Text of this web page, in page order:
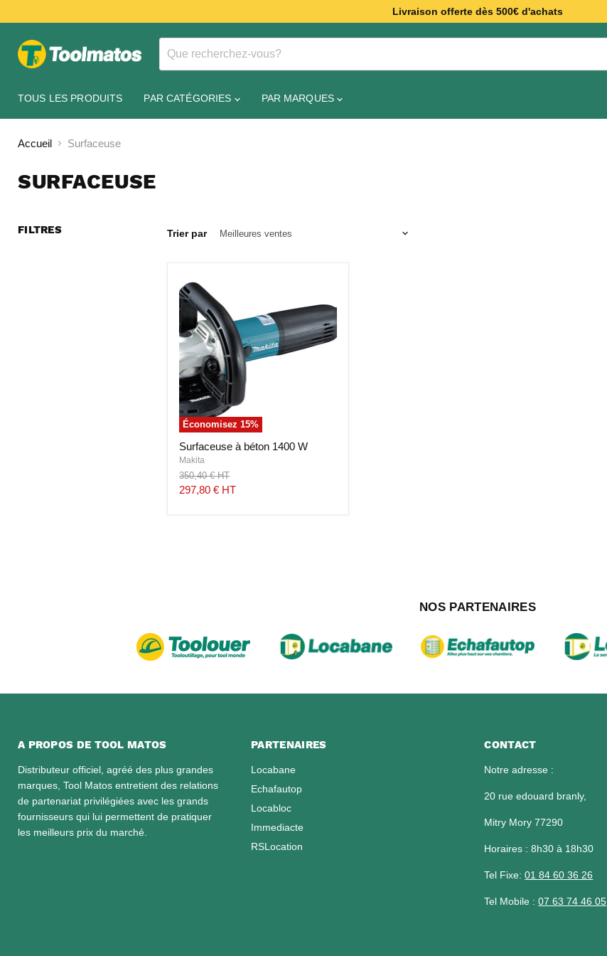
Livraison offerte dès 500€ d'achats
TOUS LES PRODUITS PAR CATÉGORIES PAR MARQUES
Accueil Surfaceuse
SURFACEUSE
FILTRES Trier par
Économisez15%
Surfaceuse à béton 1400 W
Makita
Prix
d'origine
350,40 € HT
Prix
297,80 € HT
NOS PARTENAIRES
A PROPOS DE TOOL MATOS
Distributeur officiel, agréé des plus grandes
marques, Tool Matos entretient des relations
de partenariat privilégiées avec les grands
fournisseurs qui lui permettent de pratiquer
les meilleurs prix du marché.
PARTENAIRES
Locabane
Echafautop
Locabloc
Immediacte
RSLocation
CONTACT
Notre adresse :
20 rue edouard branly,
Mitry Mory 77290
Horaires : 8h30 à 18h30
Tel Fixe:01 84 60 36 26​​​​​​​
Tel Mobile :07 63 74 46 05